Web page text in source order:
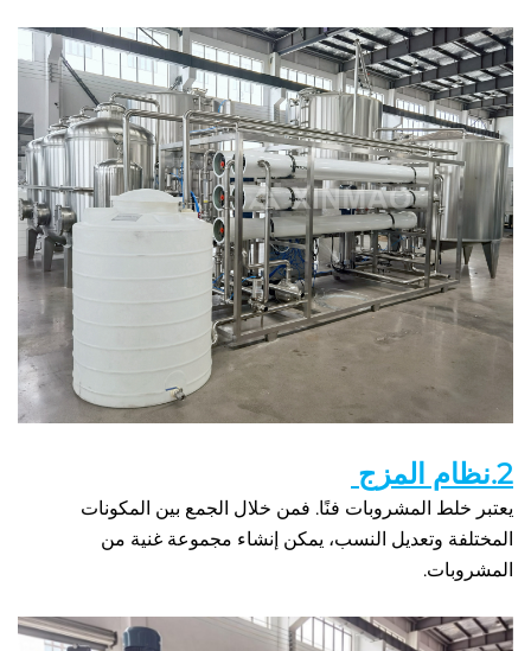
يعتبر خلط المشروبات فنًا. فمن خلال الجمع بين المكونات
المختلفة وتعديل النسب، يمكن إنشاء مجموعة غنية من